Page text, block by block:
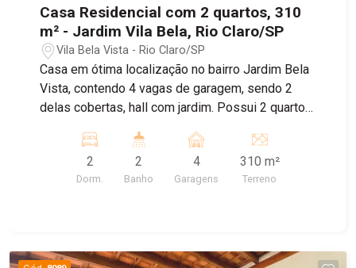
Casa Residencial com 2 quartos, 310
m² - Jardim Vila Bela, Rio Claro/SP
Vila Bela Vista - Rio Claro/SP
Casa em ótima localização no bairro Jardim Bela
Vista, contendo 4 vagas de garagem, sendo 2
delas cobertas, hall com jardim. Possui 2 quartos
condicionado, sala com ventilador de teto,
cozinha ampla com gabinete, 2 banheiros sociais
sendo um na lavanderia, área de serviço com
oportunidade. Agende já sua visita.
2
Dorm.
2
Banho
4
Garagens
310 m²
Terreno